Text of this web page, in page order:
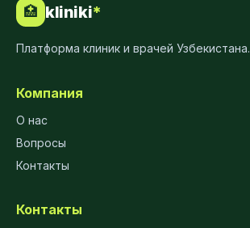
🏥 kliniki*
Платформа клиник и врачей Узбекистана.
Компания
О нас
Вопросы
Контакты
Контакты